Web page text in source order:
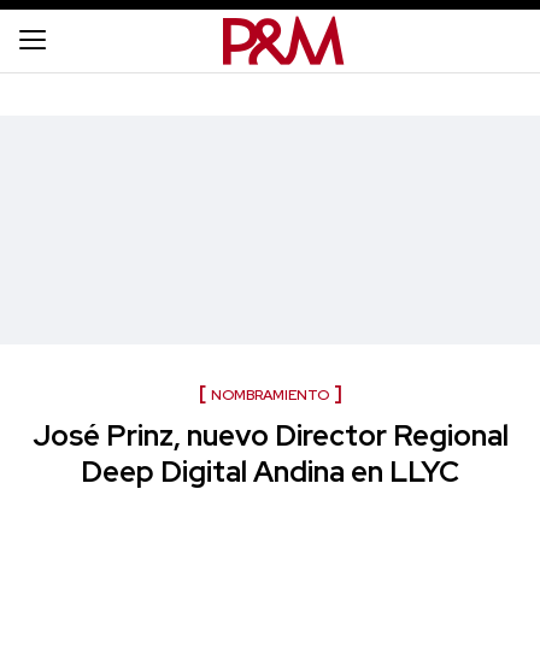
NOMBRAMIENTO
José Prinz, nuevo Director Regional
Deep Digital Andina en LLYC